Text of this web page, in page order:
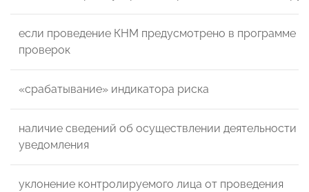
если проведение КНМ предусмотрено в программе
проверок
«срабатывание» индикатора риска
наличие сведений об осуществлении деятельности
уведомления
уклонение контролируемого лица от проведения